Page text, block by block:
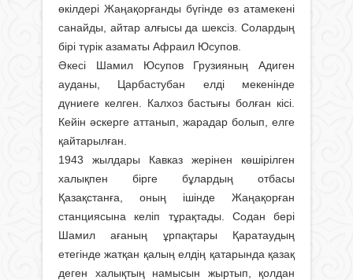
өкілдері Жаңақорғанды бүгінде өз атамекені
санайды, айтар алғысы да шексіз. Солардың
бірі түрік азаматы Афраил Юсупов.
Әкесі Шамил Юсупов Грузияның Адиген
ауданы, Цар­бастубан елді мекенінде
дүниеге келген. Калхоз бастығы болған кісі.
Кейін әскерге аттанып, жарадар болып, елге
қайта­рылған.
1943 жылдары Кавказ жерінен көшірілген
халықпен бірге бұлардың отбасы
Қазақстанға, оның ішінде Жаңақорған
станциясына келіп тұрақ­тады. Содан бері
Шамил ағаның ұрпақ­тары Қаратаудың
етегінде жатқан қалың елдің қатарында қазақ
деген халықтың намысын жыртып, қолдан